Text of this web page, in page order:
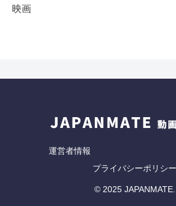
映画
運営者情報
プライバシーポリシー
© 2025 JAPANMATE.